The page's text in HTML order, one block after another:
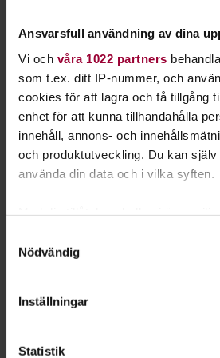
Ansvarsfull användning av dina
Vi och våra 1022 partners
som t.ex. ditt IP-nummer, och
cookies för att lagra och få tillgång
enhet för att kunna tillhandahålla
innehåll, annons- och
och produktutveckling. Du kan
använda din data och i vilka syften.
som kan ha en noggrannhet på
Du kan ändra eller dra tillbaka ditt
Nödvändig
Inställningar
Statistik
Naturskyddsföreningen i Uppsala län
insatser med att få nybörjare att
– Ugglestipendiet kan liknas vid ett
Nobelpris som hyllar och
för djur, natur, miljö och folkbildning.
väl värda utmärkelsen, säger Ulf
Studiefrämjandets förbundsstyrelse.
Stipendiet delas ut vart annat år.